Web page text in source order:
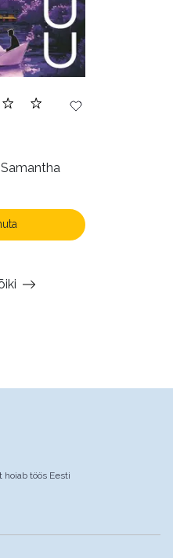
töös Eesti